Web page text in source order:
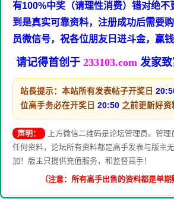
有100%中奖（请理性消费）错对绝不
到是真实可靠资料，注册成功后需要
员微信号，祝各位朋友日进斗金，赢钱
请记得首创于 233103.com 发家
站長提示：本站所有发表帖子开奖日
位高手务必在开奖日 20:50 之前更新好资
声明：
上方微信二维码是论坛管理员。管
任何资料，论坛所有资料都是高手发表与版主
加！版主只提供充值服务，和监督高手！
（注意：所有高手出售的资料都是单期